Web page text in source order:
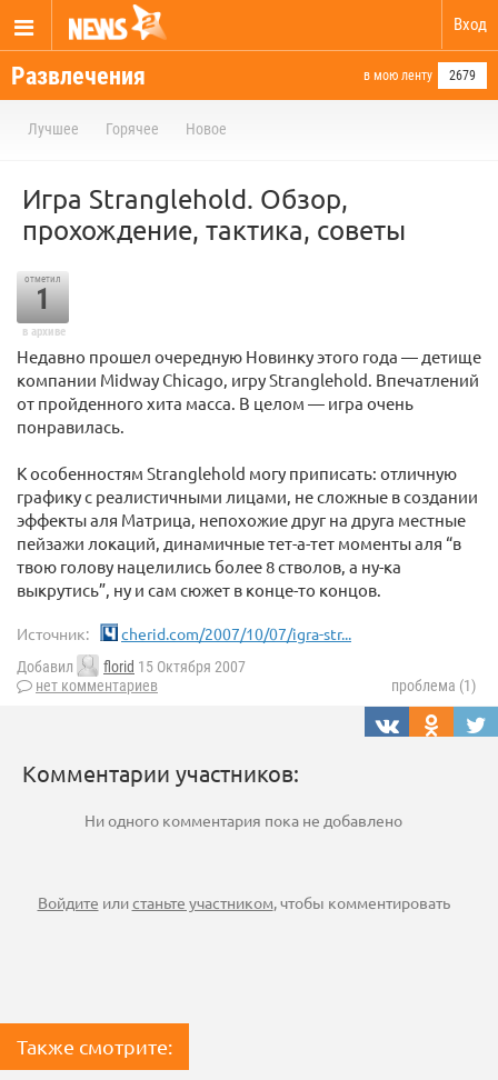
Вход
Развлечения в мою ленту 2679
Лучшее Горячее Новое
Игра Stranglehold. Обзор,
прохождение, тактика, советы
отметил
1
в архиве
Недавно прошел очередную Новинку этого года — детище
компании Midway Chicago, игру Stranglehold. Впечатлений
от пройденного хита масса. В целом — игра очень
понравилась.
К особенностям Stranglehold могу приписать: отличную
графику с реалистичными лицами, не сложные в создании
эффекты аля Матрица, непохожие друг на друга местные
пейзажи локаций, динамичные тет-а-тет моменты аля “в
твою голову нацелились более 8 стволов, а ну-ка
выкрутись”, ну и сам сюжет в конце-то концов.
Источник: cherid.com/2007/10/07/igra-str...
Добавил florid 15 Октября 2007
нет комментариев
проблема (1)
Комментарии участников:
Ни одного комментария пока не добавлено
Войдите илистаньте участником, чтобы комментировать
Также смотрите: